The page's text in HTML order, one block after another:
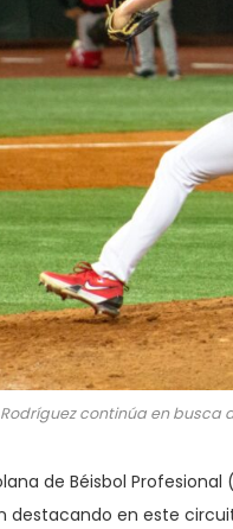
continúa en
de Béisbol
destacando en este